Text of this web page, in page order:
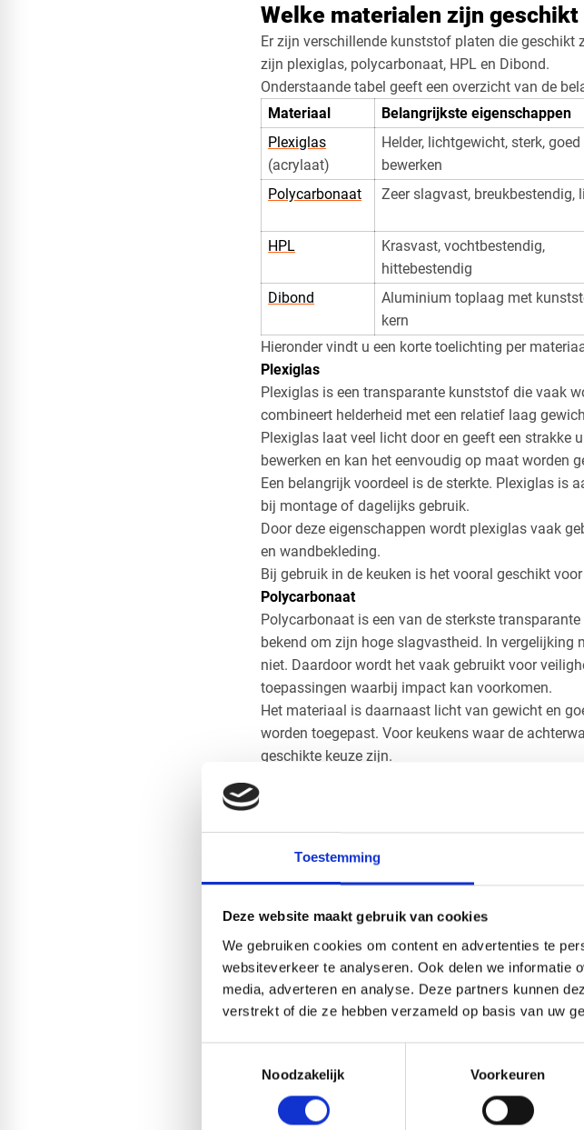
Toestemming
Deze website maakt gebruik van cookies
We gebruiken cookies om content en advertenties te
websiteverkeer te analyseren. Ook delen we informatie
media, adverteren en analyse. Deze partners kunnen
verstrekt of die ze hebben verzameld op basis van uw
Noodzakelijk
Voorkeuren
Welke materialen zijn
Er zijn verschillende kunststof platen die geschikt
zijn plexiglas, polycarbonaat, HPL en Dibond.
Onderstaande tabel geeft een overzicht van de
Materiaal
Belangrijkste eigenschappen
Plexiglas
(acrylaat)
Helder, lichtgewicht, sterk, goed
bewerken
Polycarbonaat
Zeer slagvast, breukbestendig,
HPL
Krasvast, vochtbestendig,
hittebestendig
Dibond
Aluminium toplaag met
kern
Hieronder vindt u een korte toelichting per
Plexiglas
Plexiglas is een transparante kunststof die vaak
combineert helderheid met een relatief laag
​Plexiglas laat veel licht door en geeft een strakke
bewerken en kan het eenvoudig op maat worden
​Een belangrijk voordeel is de sterkte. Plexiglas is
bij montage of dagelijks gebruik.
​Door deze eigenschappen wordt plexiglas vaak
en wandbekleding.
​Bij gebruik in de keuken is het vooral geschikt
Polycarbonaat
Polycarbonaat is een van de sterkste
bekend om zijn hoge slagvastheid. In vergelijking
niet. Daardoor wordt het vaak gebruikt voor
toepassingen waarbij impact kan voorkomen.
​Het materiaal is daarnaast licht van gewicht en
worden toegepast. Voor keukens waar de
geschikte keuze zijn.
HPL bestaat uit meerdere lagen die onder hoge
​Een voordeel van HPL is de duurzaamheid. Het
Dibond is een composietmateriaal dat bestaat uit
aluminium laag. Door deze opbouw is het
strakke, moderne uitstraling. Dibond wordt vaak
paneel gewenst is.
​In keukens kan het een goede oplossing zijn
Welke achterwand is geschikt
Bij het kiezen van een keukenwand is het
vrijkomt tijdens het koken kan invloed hebben op